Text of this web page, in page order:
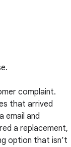
complaint.
that arrived
email and
a replacement,
option that isn’t